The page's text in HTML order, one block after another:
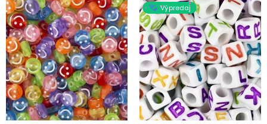
Výpredaj